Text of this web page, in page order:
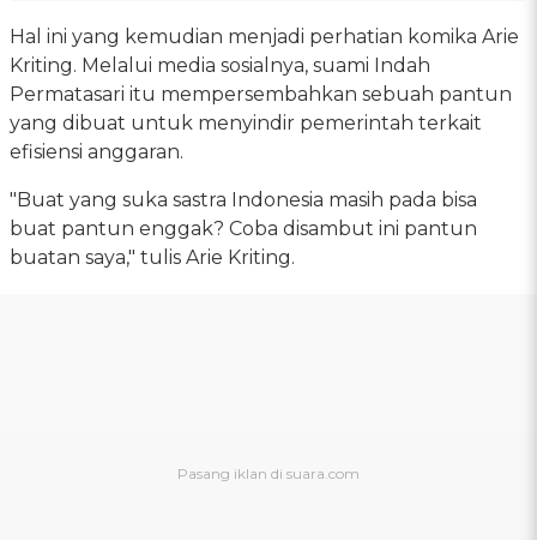
Hal ini yang kemudian menjadi perhatian komika Arie
Kriting. Melalui media sosialnya, suami Indah
Permatasari itu mempersembahkan sebuah pantun
yang dibuat untuk menyindir pemerintah terkait
efisiensi anggaran.
"Buat yang suka sastra Indonesia masih pada bisa
buat pantun enggak? Coba disambut ini pantun
buatan saya," tulis Arie Kriting.